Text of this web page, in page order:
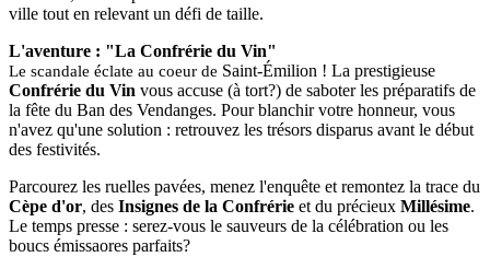
ville tout en relevant un défi de taille.
L'aventure : "La Confrérie du Vin"
Le scandale éclate au coeur de Saint-Émilion ! La prestigieuse
Confrérie du Vin vous accuse (à tort?) de saboter les préparatifs de
la fête du Ban des Vendanges. Pour blanchir votre honneur, vous
n'avez qu'une solution : retrouvez les trésors disparus avant le début
des festivités.
Parcourez les ruelles pavées, menez l'enquête et remontez la trace du
Cèpe d'or, des Insignes de la Confrérie et du précieux Millésime.
Le temps presse : serez-vous le sauveurs de la célébration ou les
boucs émissaores parfaits?